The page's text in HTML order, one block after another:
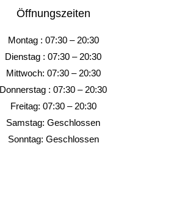
Öffnungszeiten
Montag : 07:30 – 20:30
Dienstag : 07:30 – 20:30
Mittwoch: 07:30 – 20:30
Donnerstag : 07:30 – 20:30
Freitag: 07:30 – 20:30
Samstag: Geschlossen
Sonntag: Geschlossen